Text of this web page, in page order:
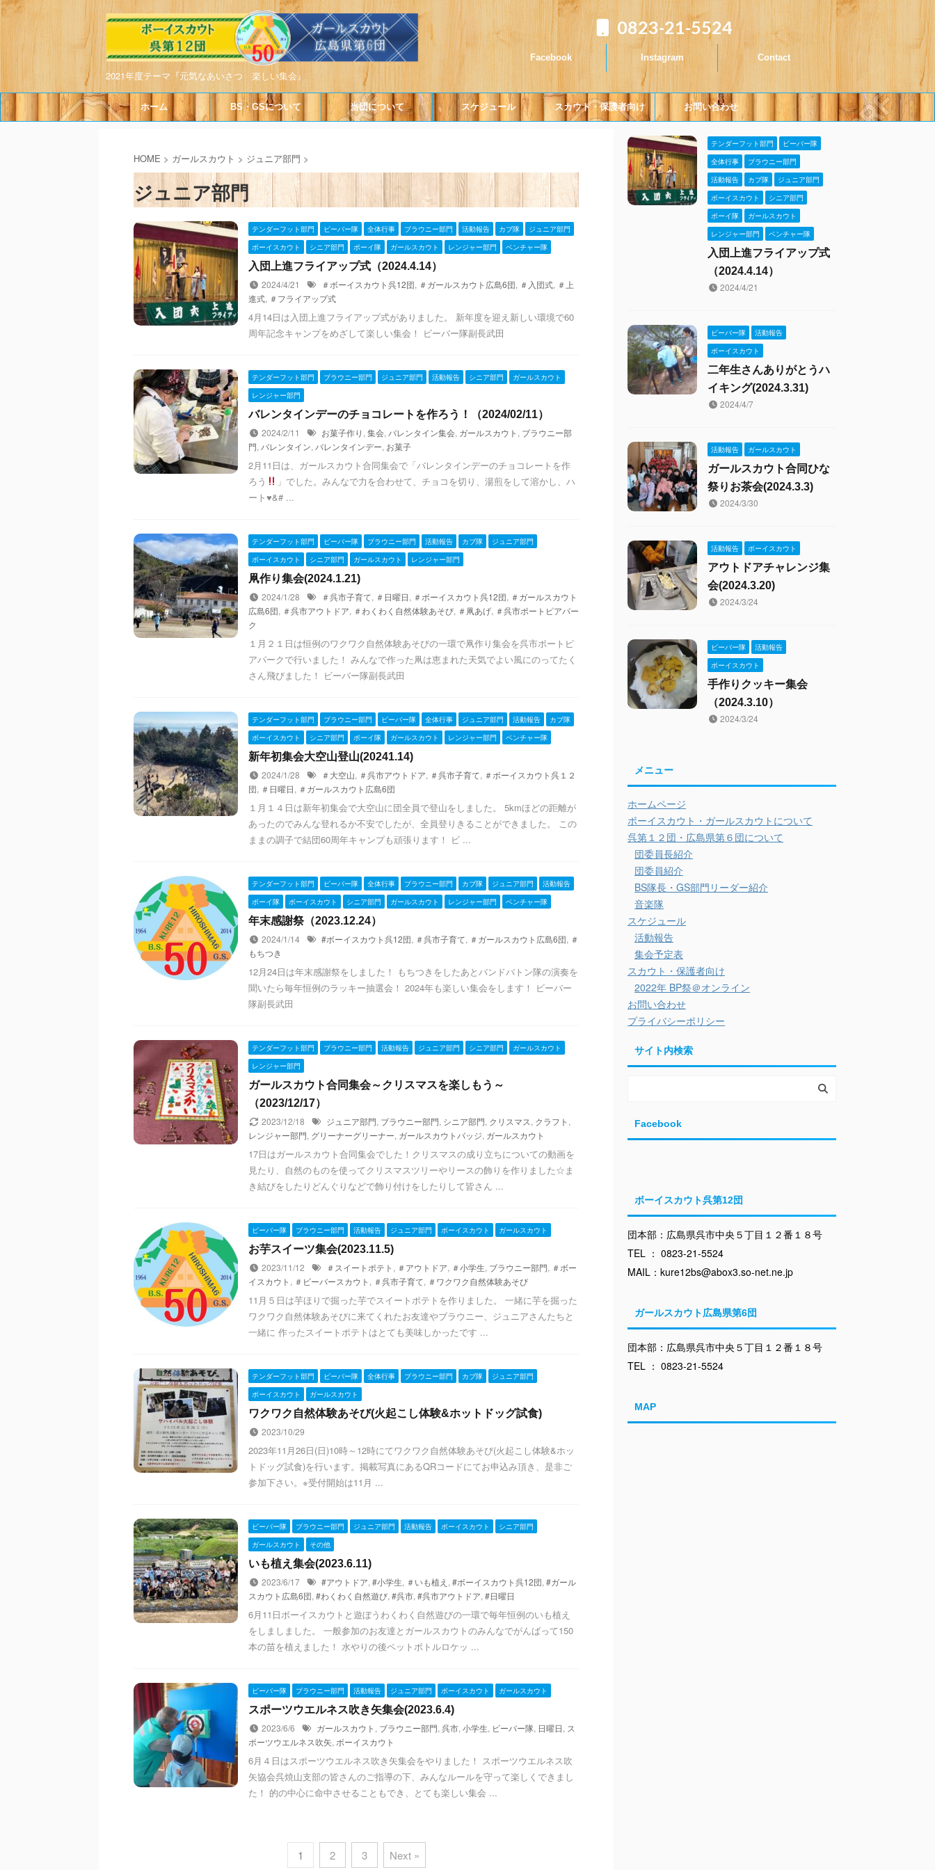
2021年度テーマ『元気なあいさつ 楽しい集会』
0823-21-5524
Facebook Instagram Contact
ホーム BS・GSについて 当団について スケジュール スカウト・保護者向け お問い合わせ
HOME > ガールスカウト > ジュニア部門 >
ジュニア部門
テンダーフット部門 ビーバー隊 全体行事 ブラウニー部門 活動報告 カブ隊
ジュニア部門
ボーイスカウト
シニア部門 ボーイ隊 ガールスカウト レンジャー部門 ベンチャー隊
入団上進フライアップ式（2024.4.14）
2024/4/21
＃ボーイスカウト呉12団, ＃ガールスカウト広島6団, ＃入団式, ＃上
進式, ＃フライアップ式
4月14日は入団上進フライアップ式がありました。 新年度を迎え新しい環境で60
周年記念キャンプをめざして楽しい集会！ ビーバー隊副長武田
テンダーフット部門 ブラウニー部門 ジュニア部門 活動報告 シニア部門
ガールスカウト
レンジャー部門
バレンタインデーのチョコレートを作ろう！（2024/02/11）
2024/2/11
お菓子作り , 集会, バレンタイン集会, ガールスカウト , ブラウニー部
門, バレンタイン, バレンタインデー, お菓子
2月11日は、ガールスカウト合同集会で「バレンタインデーのチョコレートを作
ろう
」でした。みんなで力を合わせて、チョコを切り、湯煎をして溶かし、ハ
ート♥&# ...
テンダーフット部門 ビーバー隊 ブラウニー部門 活動報告 カブ隊
ジュニア部門
ボーイスカウト
シニア部門 ガールスカウト レンジャー部門
凧作り集会(2024.1.21)
2024/1/28
＃呉市子育て, ＃日曜日, ＃ボーイスカウト呉12団, ＃ガールスカウト
広島6団, ＃呉市アウトドア, ＃わくわく自然体験あそび, ＃凧あげ, ＃呉市ポートピアパー
ク
１月２１日は恒例のワクワク自然体験あそびの一環で凧作り集会を呉市ポートピ
アパークで行いました！ みんなで作った凧は恵まれた天気でよい風にのってたく
さん飛びました！ ビーバー隊副長武田
テンダーフット部門 ブラウニー部門 ビーバー隊 全体行事 ジュニア部門 活動報告
カブ隊
ボーイスカウト
シニア部門 ボーイ隊 ガールスカウト レンジャー部門 ベンチャー隊
新年初集会大空山登山(20241.14)
2024/1/28
＃大空山, ＃呉市アウトドア, ＃呉市子育て, ＃ボーイスカウト呉１２
団, ＃日曜日, ＃ガールスカウト広島6団
１月１４日は新年初集会で大空山に団全員で登山をしました。 5kmほどの距離が
あったのでみんな登れるか不安でしたが、全員登りきることができました。 この
ままの調子で結団60周年キャンプも頑張ります！ ビ ...
テンダーフット部門 ビーバー隊 全体行事 ブラウニー部門 カブ隊 ジュニア部門
活動報告
ボーイ隊
ボーイスカウト シニア部門 ガールスカウト レンジャー部門 ベンチャー隊
年末感謝祭（2023.12.24）
2024/1/14
#ボーイスカウト呉12団, ＃呉市子育て, ＃ガールスカウト広島6団, ＃
もちつき
12月24日は年末感謝祭をしました！ もちつきをしたあとバンドバトン隊の演奏を
聞いたら毎年恒例のラッキー抽選会！ 2024年も楽しい集会をします！ ビーバー
隊副長武田
テンダーフット部門 ブラウニー部門 活動報告 ジュニア部門 シニア部門
ガールスカウト
レンジャー部門
ガールスカウト合同集会～クリスマスを楽しもう～
（2023/12/17）
2023/12/18
ジュニア部門, ブラウニー部門, シニア部門, クリスマス, クラフト ,
レンジャー部門, グリーナーグリーナー, ガールスカウトバッジ, ガールスカウト
17日はガールスカウト合同集会でした！クリスマスの成り立ちについての動画を
見たり、自然のものを使ってクリスマスツリーやリースの飾りを作りました☆ま
き結びをしたりどんぐりなどで飾り付けをしたりして皆さん ...
ビーバー隊 ブラウニー部門 活動報告 ジュニア部門 ボーイスカウト ガールスカウト
お芋スイーツ集会(2023.11.5)
2023/11/12
＃スイートポテト , ＃アウトドア, ＃小学生, ブラウニー部門, ＃ボー
イスカウト , ＃ビーバースカウト , ＃呉市子育て, ＃ワクワク自然体験あそび
11月５日は芋ほりで掘った芋でスイートポテトを作りました。 一緒に芋を掘った
ワクワク自然体験あそびに来てくれたお友達やブラウニー、ジュニアさんたちと
一緒に 作ったスイートポテトはとても美味しかったです ...
テンダーフット部門 ビーバー隊 全体行事 ブラウニー部門 カブ隊
ジュニア部門
ボーイスカウト
ガールスカウト
ワクワク自然体験あそび(火起こし体験&ホットドッグ試食)
2023/10/29
2023年11月26日(日)10時～12時にてワクワク自然体験あそび(火起こし体験&ホッ
トドッグ試食)を行います。掲載写真にあるQRコードにてお申込み頂き、是非ご
参加下さい。※受付開始は11月 ...
ビーバー隊 ブラウニー部門 ジュニア部門 活動報告 ボーイスカウト
シニア部門
ガールスカウト
その他
いも植え集会(2023.6.11)
2023/6/17
#アウトドア, #小学生, ＃いも植え , #ボーイスカウト呉12団, #ガール
スカウト広島6団, #わくわく自然遊び, #呉市, #呉市アウトドア, #日曜日
6月11日ボーイスカウトと遊ぼうわくわく自然遊びの一環で毎年恒例のいも植え
をしましました。 一般参加のお友達とガールスカウトのみんなでがんばって150
本の苗を植えました！ 水やりの後ペットボトルロケッ ...
ビーバー隊 ブラウニー部門 活動報告 ジュニア部門 ボーイスカウト ガールスカウト
スポーツウエルネス吹き矢集会(2023.6.4)
2023/6/6
ガールスカウト , ブラウニー部門, 呉市, 小学生, ビーバー隊, 日曜日, ス
ポーツウエルネス吹矢, ボーイスカウト
6月４日はスポーツウエルネス吹き矢集会をやりました！ スポーツウエルネス吹
矢協会呉焼山支部の皆さんのご指導の下、みんなルールを守って楽しくできまし
た！ 的の中心に命中させることもでき、とても楽しい集会 ...
1 2 3 Next »
テンダーフット部門
ビーバー隊
全体行事
ブラウニー部門
活動報告
カブ隊
ジュニア部門
ボーイスカウト
シニア部門
ボーイ隊
ガールスカウト
レンジャー部門
ベンチャー隊
入団上進フライアップ式
（2024.4.14）
2024/4/21
ビーバー隊
活動報告
ボーイスカウト
二年生さんありがとうハ
イキング(2024.3.31)
2024/4/7
活動報告 ガールスカウト
ガールスカウト合同ひな
祭りお茶会(2024.3.3)
2024/3/30
活動報告 ボーイスカウト
アウトドアチャレンジ集
会(2024.3.20)
2024/3/24
ビーバー隊
活動報告
ボーイスカウト
手作りクッキー集会
（2024.3.10）
2024/3/24
メニュー
ホームページ
ボーイスカウト・ガールスカウトについて
呉第１２団・広島県第６団について
団委員長紹介
団委員紹介
BS隊長・GS部門リーダー紹介
音楽隊
スケジュール
活動報告
集会予定表
スカウト・保護者向け
2022年 BP祭＠オンライン
お問い合わせ
プライバシーポリシー
サイト内検索
Facebook
ボーイスカウト呉第12団
団本部：広島県呉市中央５丁目１２番１８号
TEL ： 0823-21-5524
MAIL：kure12bs@abox3.so-net.ne.jp
ガールスカウト広島県第6団
団本部：広島県呉市中央５丁目１２番１８号
TEL ： 0823-21-5524
MAP